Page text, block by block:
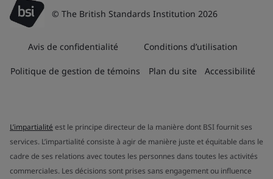
© The British Standards Institution 2026
Avis de confidentialité Conditions d’utilisation
Politique de gestion de témoins Plan du site Accessibilité
L’impartialité est le principe directeur de la manière dont BSI fournit ses
services. L’impartialité consiste à agir de manière juste et équitable dans le
cadre de ses relations avec toutes les personnes dans toutes les activités
commerciales. Les décisions sont prises sans engagement ou influence